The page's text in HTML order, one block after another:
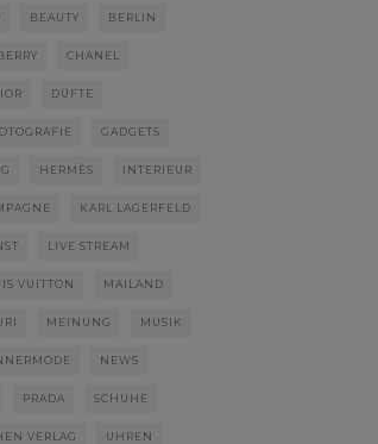
BEAUTY BERLIN
CHANEL
DÜFTE
GADGETS
HERMÈS INTERIEUR
KARL LAGERFELD
LIVE STREAM
VUITTON MAILAND
MEINUNG MUSIK
NEWS
PRADA SCHUHE
VERLAG UHREN